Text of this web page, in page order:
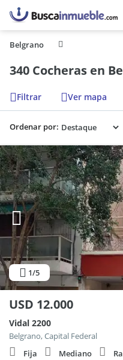
Belgrano
340 Cocheras en
Filtrar Ver mapa
Ordenar por:
1/5
USD 12.000
Vidal 2200
Belgrano, Capital Federal
Fija
Mediano